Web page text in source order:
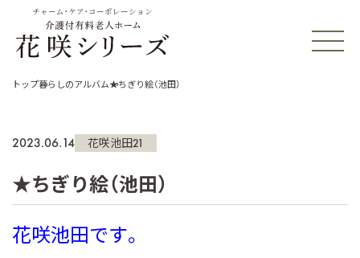
チャーム・ケア・コーポレーション
トップ暮らしのアルバム★ちぎり絵（池田）
2023.06.14 花咲池田21
★ちぎり絵（池田）
花咲池田です。